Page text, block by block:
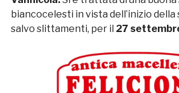
biancocelesti in vista dell’inizio
salvo slittamenti, per il 27